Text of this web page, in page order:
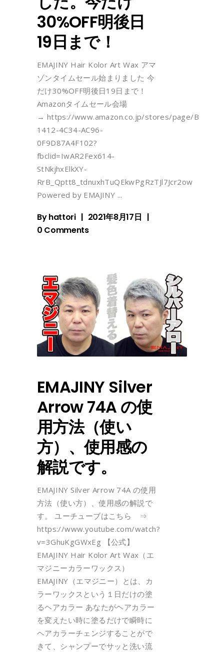
30%OFF明後日
19日まで！
EMAJINY Hair Kolor Art Wax アマ
ゾンタイムセール始まりました 今
だけ30%OFF明後日19日まで！
Amazonタイムセール会場
→ https://www.amazon.co.jp/stores/page/
1412-4C34-AC96-
0F9D87A4F102?
fbclid=IwAR2Fex614-
StNkjhxElkXY-
RrB_Qptt8_tdnuxhTuQEkwPgRzTJl7Jcr2ow
Powered by EMAJINY
Byhattori
2021年8月17日
0 Comments
EMAJINY Silver
Arrow 74A の使
用方法（使い
方）、使用感の
解説です。
EMAJINY Silver Arrow 74A の使用
方法（使い方）、使用感の解説で
す。 ユーチューブはこちら ⇒
https://www.youtube.com/watch?
v=3GhuKgGWxEg 【公式】
EMAJINY Hair Kolor Art Wax（エ
マジニーカラーワックス）
EMAJINY（エマジニー）とは、カ
ラーワックスという１日だけの塗
るヘアカラー あなたがヘアカラー
を変えたい時に塗るだけで瞬時に
ヘアカラーチェンジすることがで
きて、シャンプーでサッと洗い流